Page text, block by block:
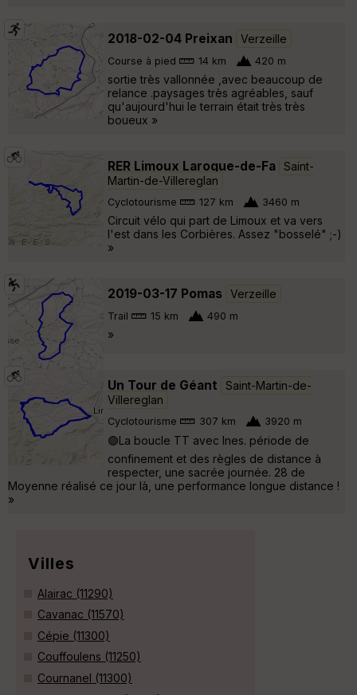
2018-02-04 Preixan Verzeille
Course à pied 14 km 420 m
sortie très vallonnée ,avec beaucoup de
relance .paysages très agréables, sauf
qu'aujourd'hui le terrain était très très
boueux »
RER Limoux Laroque-de-Fa
Saint-
Martin-de-Villereglan
Cyclotourisme 127 km 3460 m
Circuit vélo qui part de Limoux et va vers
l'est dans les Corbières. Assez "bosselé" ;-)
»
2019-03-17 Pomas Verzeille
Trail 15 km 490 m
»
Un Tour de Géant
Saint-Martin-de-
Villereglan
Cyclotourisme 307 km 3920 m
🟢La boucle TT avec Ines. période de
confinement et des règles de distance à
respecter, une sacrée journée. 28 de
Moyenne réalisé ce jour là, une performance longue distance !
»
Villes
Alairac (11290)
Cavanac (11570)
Cépie (11300)
Couffoulens (11250)
Cournanel (11300)